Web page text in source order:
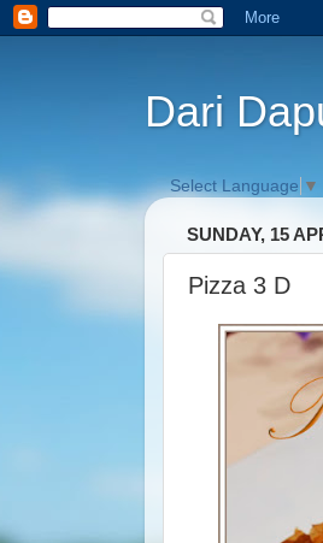
Dari
Select Language ▼
SUNDAY, 15
Pizza 3 D